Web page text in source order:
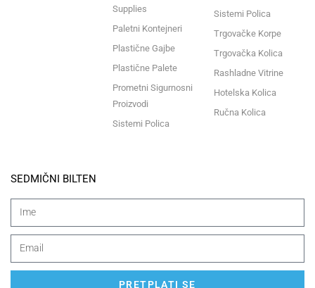
Supplies
Paletni Kontejneri
Plastične Gajbe
Plastične Palete
Prometni Sigurnosni
Proizvodi
Sistemi Polica
Sistemi Polica
Trgovačke Korpe
Trgovačka Kolica
Rashladne Vitrine
Hotelska Kolica
Ručna Kolica
SEDMIČNI BILTEN
PRETPLATI SE